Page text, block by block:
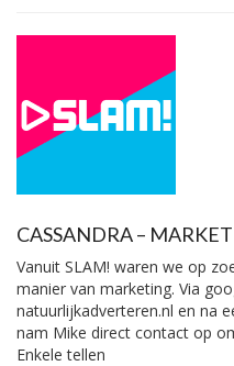
CASSANDRA –
Vanuit SLAM! waren we op
manier van marketing. Via
natuurlijkadverteren.nl en na
nam Mike direct contact op
Enkele tellen